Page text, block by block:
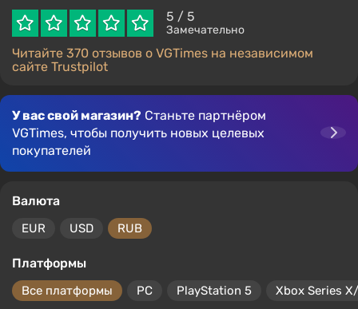
5 / 5
Замечательно
Читайте 370 отзывов о VGTimes на независимом
сайте Trustpilot
У вас свой магазин? Станьте партнёром
VGTimes, чтобы получить новых целевых
покупателей
Валюта
EUR USD RUB
Платформы
Все платформы PC PlayStation 5 Xbox Series